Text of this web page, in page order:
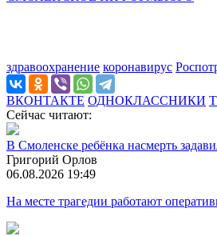
здравоохранение коронавирус
ВКОНТАКТЕ ОДНОКЛАССНИКИ
Сейчас читают:
В Смоленске ребёнка насмерть
Григорий Орлов
06.08.2026 19:49
На месте трагедии работают